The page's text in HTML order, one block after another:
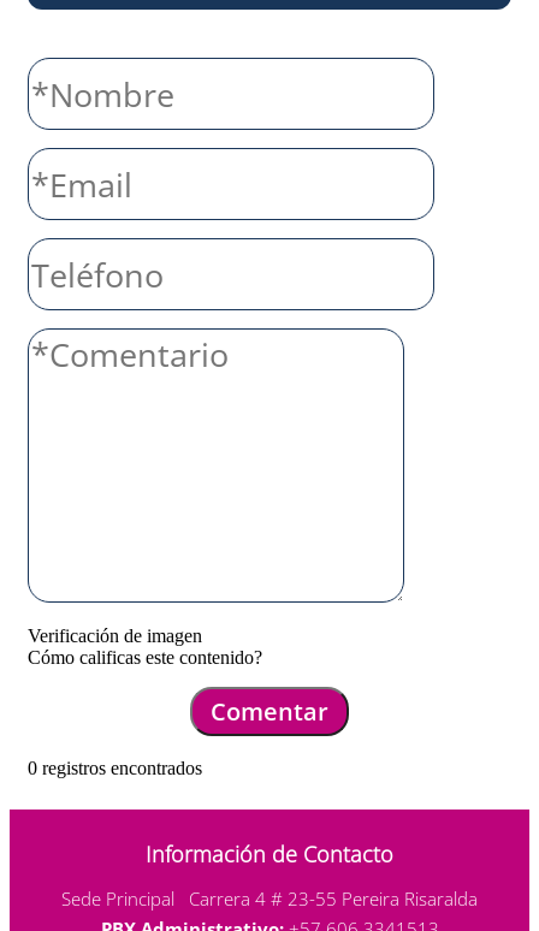
Verificación de imagen
Cómo calificas este contenido?
Comentar
0 registros encontrados
Información de Contacto
Sede Principal Carrera 4 # 23-55 Pereira Risaralda